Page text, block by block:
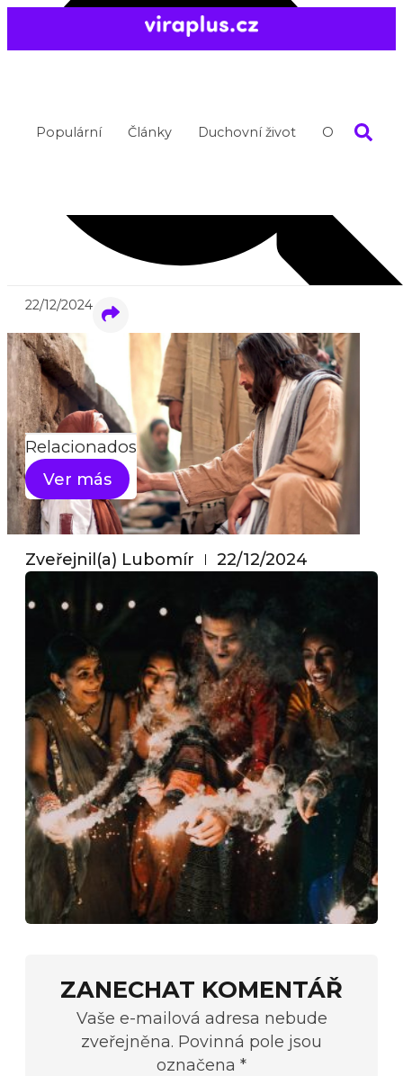
Populární Články Duchovní život O nás
Search
Relacionados
Ver más
Diwali-v-hinduismu
22/12/2024
Zveřejnil(a) Lubomír 22/12/2024
ZANECHAT KOMENTÁŘ
Vaše e-mailová adresa nebude
zveřejněna. Povinná pole jsou
označena *